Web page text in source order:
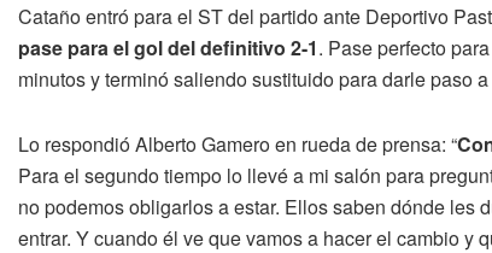
Cataño entró para el ST del partido ante Deportivo
pase para el gol del definitivo 2-1. Pase perfecto
minutos y terminó saliendo sustituido para darle paso
Lo respondió Alberto Gamero en rueda de prensa: “
Para el segundo tiempo lo llevé a mi salón para
no podemos obligarlos a estar. Ellos saben dónde les
entrar. Y cuando él ve que vamos a hacer el cambio y